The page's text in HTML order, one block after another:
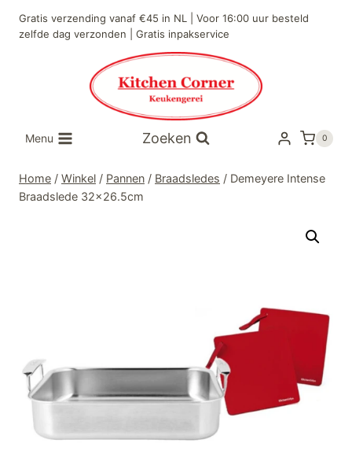
naar
Gratis verzending vanaf €45 in NL | Voor 16:00 uur besteld
zelfde dag verzonden | Gratis inpakservice
Menu Zoeken 0
Home / Winkel / Pannen / Braadsledes / Demeyere Intense
Braadslede 32×26.5cm